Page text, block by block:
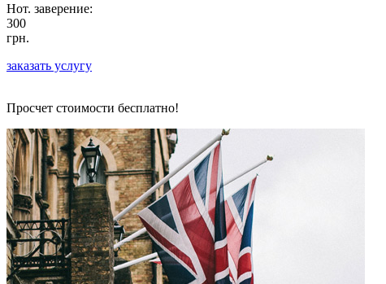
Нот. заверение:
300
грн.
заказать услугу
Просчет стоимости бесплатно!